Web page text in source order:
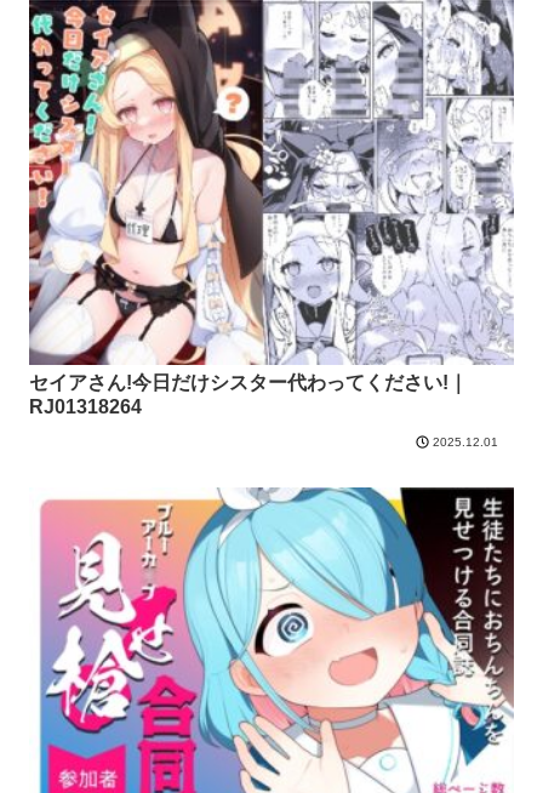
セイアさん!今日だけシスター代わってください!｜
RJ01318264
2025.12.01